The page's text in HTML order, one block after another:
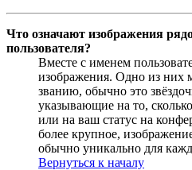
Что означают изображения
пользователя?
Вместе с именем
изображения. Одно из них
званию, обычно это
указывающие на то,
или на ваш статус на
более крупное,
обычно уникально для
Вернуться к началу